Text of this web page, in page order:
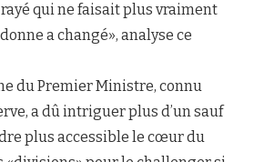
qui ne faisait plus vraiment
a changé», analyse ce
du Premier Ministre, connu
a dû intriguer plus d’un sauf
plus accessible le cœur du